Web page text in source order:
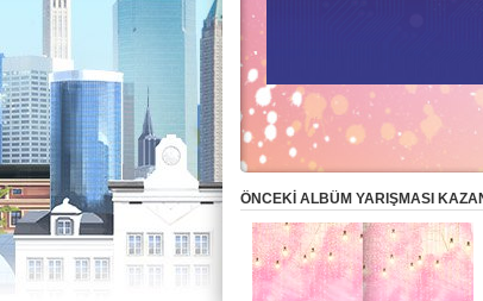
ÖNCEKI ALBÜM YARIŞMASI